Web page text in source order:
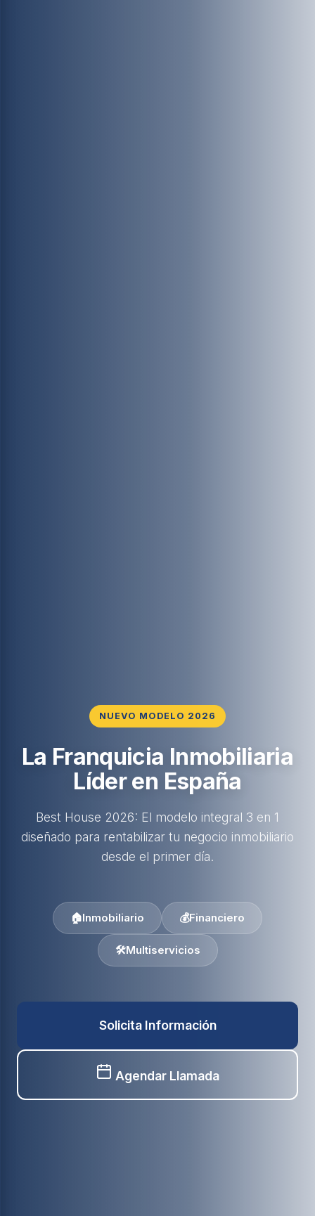
NUEVO MODELO 2026
La Franquicia Inmobiliaria
Líder en España
Best House 2026: El modelo integral 3 en 1
diseñado para rentabilizar tu negocio inmobiliario
desde el primer día.
🏠Inmobiliario 💰Financiero
🛠️Multiservicios
Solicita Información
Agendar Llamada